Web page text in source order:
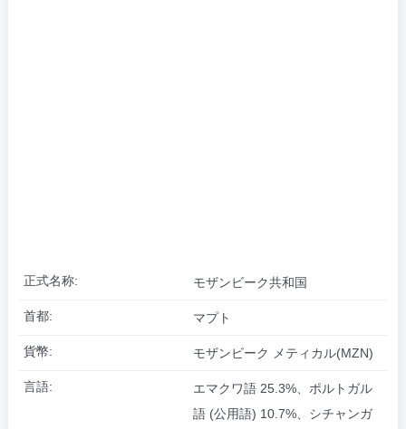
正式名称: モザンビーク共和国
首都: マプト
貨幣: モザンビーク メティカル(MZN)
言語:
エマクワ語 25.3%、ポルトガル
語 (公用語) 10.7%、シチャンガ